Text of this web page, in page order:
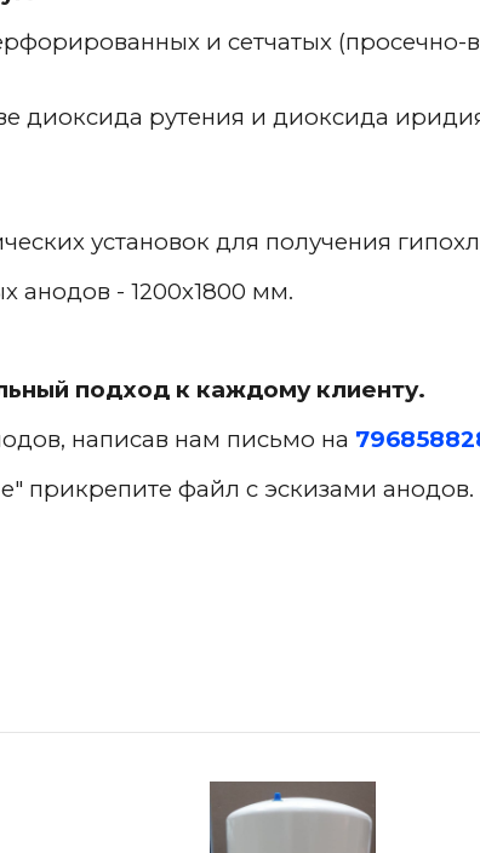
и сетчатых (просечно-
диоксида рутения и диоксида
установок для получения
анодов - 1200х1800 мм.
подход к каждому клиенту.
написав нам письмо на
прикрепите файл с эскизами анодов.